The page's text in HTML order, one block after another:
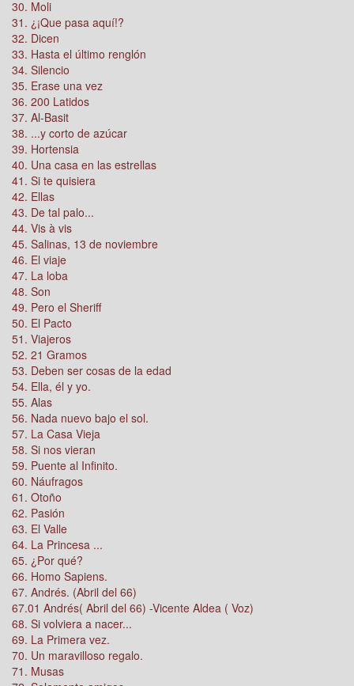
30. Moli
31. ¿¡Que pasa aquí!?
32. Dicen
33. Hasta el último renglón
34. Silencio
35. Erase una vez
36. 200 Latidos
37. Al-Basit
38. ...y corto de azúcar
39. Hortensia
40. Una casa en las estrellas
41. Si te quisiera
42. Ellas
43. De tal palo...
44. Vis à vis
45. Salinas, 13 de noviembre
46. El viaje
47. La loba
48. Son
49. Pero el Sheriff
50. El Pacto
51. Viajeros
52. 21 Gramos
53. Deben ser cosas de la edad
54. Ella, él y yo.
55. Alas
56. Nada nuevo bajo el sol.
57. La Casa Vieja
58. Si nos vieran
59. Puente al Infinito.
60. Náufragos
61. Otoño
62. Pasión
63. El Valle
64. La Princesa ...
65. ¿Por qué?
66. Homo Sapiens.
67. Andrés. (Abril del 66)
67.01 Andrés( Abril del 66) -Vicente Aldea ( Voz)
68. Si volviera a nacer...
69. La Primera vez.
70. Un maravilloso regalo.
71. Musas